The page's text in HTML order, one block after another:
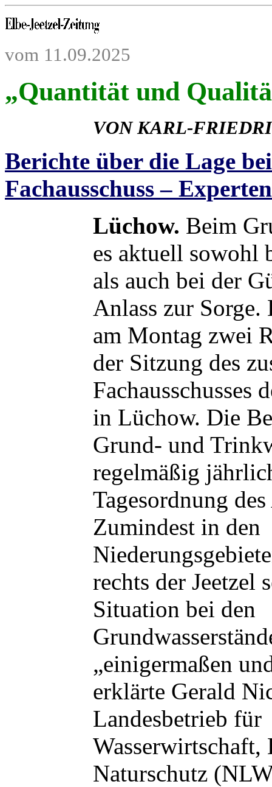
vom 11.09.2025
„Quantität und
VON KARL-
Berichte über die Lage
Fachausschuss –
Lüchow. Beim
es aktuell sowohl
als auch bei der
Anlass zur Sorge.
am Montag zwei
der Sitzung des
Fachausschusses
in Lüchow. Die
Grund- und
regelmäßig
Tagesordnung des
Zumindest in den
rechts der Jeetzel
Situation bei den
„einigermaßen
erklärte Gerald
Landesbetrieb für
Wasserwirtschaft,
Naturschutz